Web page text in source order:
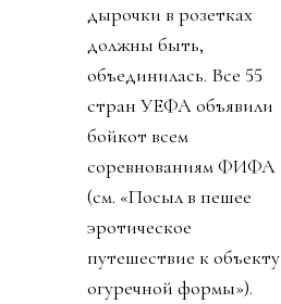
дырочки в розетках
должны быть,
объединилась. Все 55
стран УЕФА объявили
бойкот всем
соревнованиям ФИФА
(см. «Посыл в пешее
эротическое
путешествие к объекту
огуречной формы»).